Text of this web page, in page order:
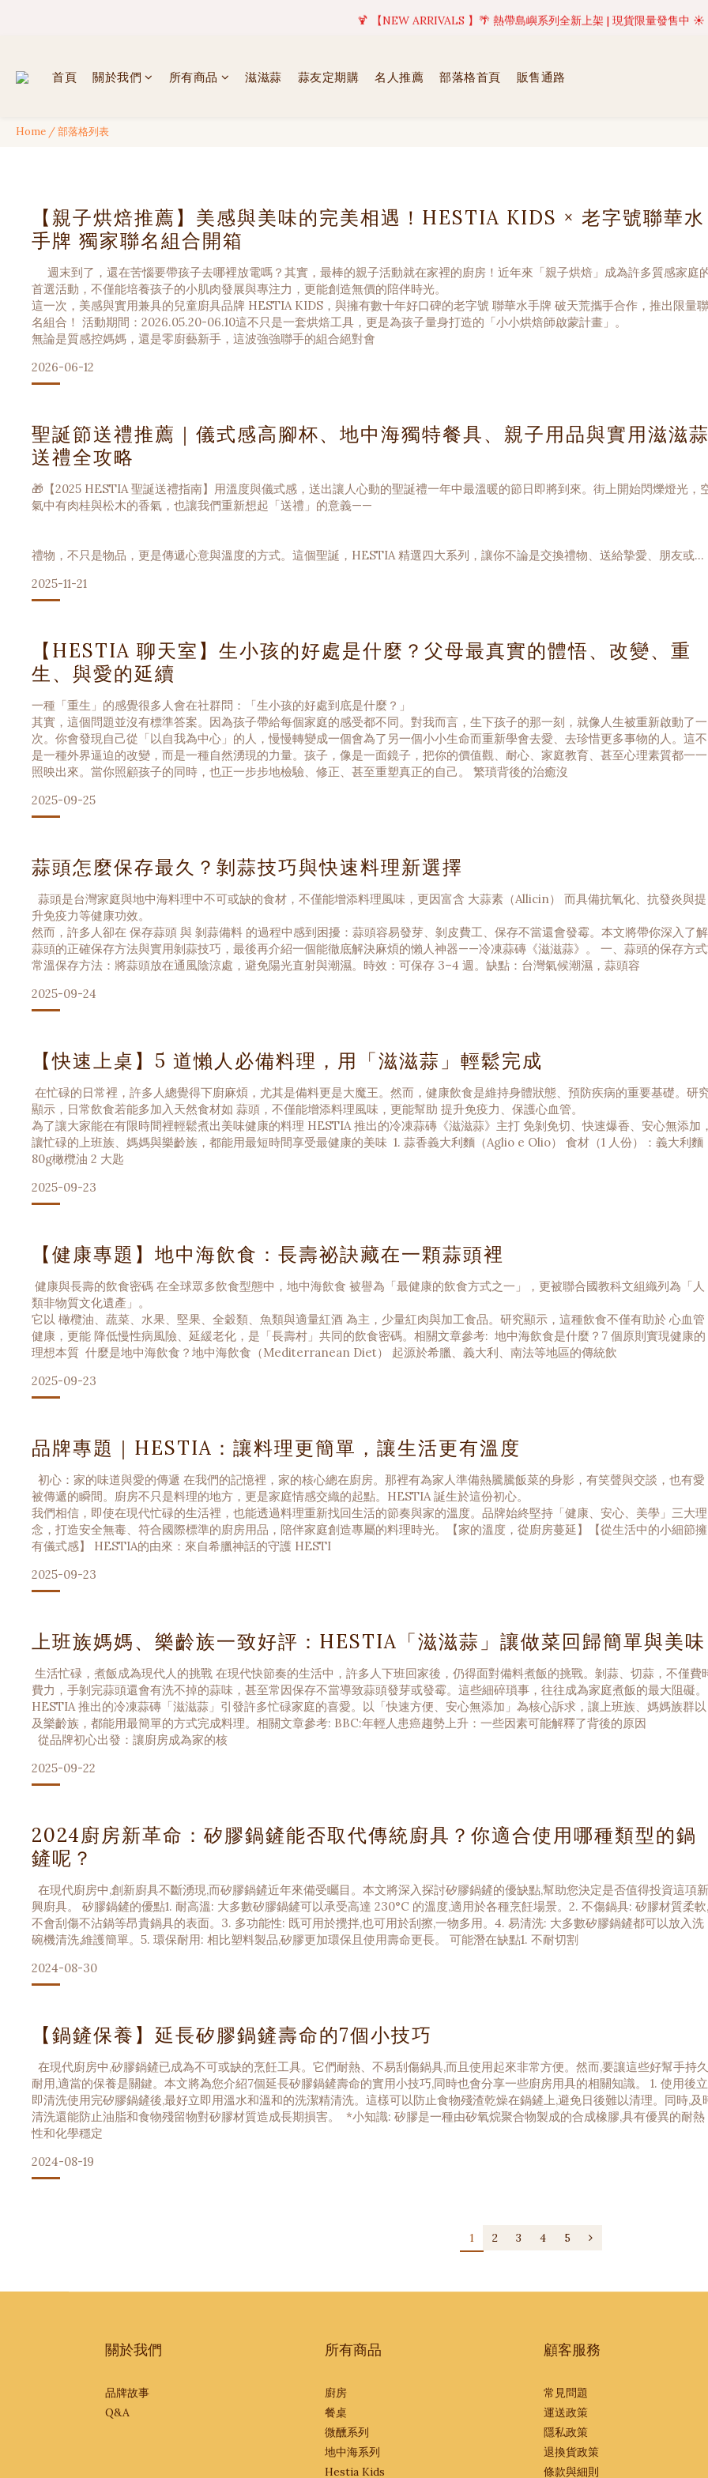
✦ 美好值得等待 | 現貨商品將於訂單成立後1-5個工作天內(不含例假日)完成
🍹 【NEW ARRIVALS 】🌴 熱帶島嶼系列全新上架 | 現貨限量發售中 ☀️
首頁 關於我們 所有商品 滋滋蒜 蒜友定期購 名人推薦 部落格首頁 販售通路
Home /部落格列表
【親子烘焙推薦】美感與美味的完美相遇！HESTIA KIDS × 老字號聯華水
手牌 獨家聯名組合開箱
週末到了，還在苦惱要帶孩子去哪裡放電嗎？其實，最棒的親子活動就在家裡的廚房！近年來「親子烘焙」成為許多質感家庭
首選活動，不僅能培養孩子的小肌肉發展與專注力，更能創造無價的陪伴時光。
這一次，美感與實用兼具的兒童廚具品牌 HESTIA KIDS，與擁有數十年好口碑的老字號 聯華水手牌 破天荒攜手合作，推出限量聯
名組合！ 活動期間：2026.05.20-06.10這不只是一套烘焙工具，更是為孩子量身打造的「小小烘焙師啟蒙計畫」。
無論是質感控媽媽，還是零廚藝新手，這波強強聯手的組合絕對會
2026-06-12
聖誕節送禮推薦｜儀式感高腳杯、地中海獨特餐具、親子用品與實用滋滋
送禮全攻略
🎁【2025 HESTIA 聖誕送禮指南】用溫度與儀式感，送出讓人心動的聖誕禮一年中最溫暖的節日即將到來。街上開始閃爍燈光，
氣中有肉桂與松木的香氣，也讓我們重新想起「送禮」的意義——
禮物，不只是物品，更是傳遞心意與溫度的方式。這個聖誕，HESTIA 精選四大系列，讓你不論是交換禮物、送給摯愛、朋友或家
1️⃣ 高腳杯系列｜儀式感滿分
2025-11-21
【HESTIA 聊天室】生小孩的好處是什麼？父母最真實的體悟、改變、重
生、與愛的延續
一種「重生」的感覺很多人會在社群問：「生小孩的好處到底是什麼？」
其實，這個問題並沒有標準答案。因為孩子帶給每個家庭的感受都不同。對我而言，生下孩子的那一刻，就像人生被重新啟動了一
次。你會發現自己從「以自我為中心」的人，慢慢轉變成一個會為了另一個小小生命而重新學會去愛、去珍惜更多事物的人。這不
是一種外界逼迫的改變，而是一種自然湧現的力量。孩子，像是一面鏡子，把你的價值觀、耐心、家庭教育、甚至心理素質都一一
照映出來。當你照顧孩子的同時，也正一步步地檢驗、修正、甚至重塑真正的自己。 繁瑣背後的治癒沒
2025-09-25
蒜頭怎麼保存最久？剝蒜技巧與快速料理新選擇
蒜頭是台灣家庭與地中海料理中不可或缺的食材，不僅能增添料理風味，更因富含 大蒜素（Allicin） 而具備抗氧化、抗發炎與提
升免疫力等健康功效。
然而，許多人卻在 保存蒜頭 與 剝蒜備料 的過程中感到困擾：蒜頭容易發芽、剝皮費工、保存不當還會發霉。本文將帶你深入了解
蒜頭的正確保存方法與實用剝蒜技巧，最後再介紹一個能徹底解決麻煩的懶人神器——冷凍蒜磚《滋滋蒜》。 一、蒜頭的保存方式
常溫保存方法：將蒜頭放在通風陰涼處，避免陽光直射與潮濕。時效：可保存 3–4 週。缺點：台灣氣候潮濕，蒜頭容
2025-09-24
【快速上桌】5 道懶人必備料理，用「滋滋蒜」輕鬆完成
在忙碌的日常裡，許多人總覺得下廚麻煩，尤其是備料更是大魔王。然而，健康飲食是維持身體狀態、預防疾病的重要基礎。研
顯示，日常飲食若能多加入天然食材如 蒜頭，不僅能增添料理風味，更能幫助 提升免疫力、保護心血管。
為了讓大家能在有限時間裡輕鬆煮出美味健康的料理 HESTIA 推出的冷凍蒜磚《滋滋蒜》主打 免剝免切、快速爆香、安心無添加
讓忙碌的上班族、媽媽與樂齡族，都能用最短時間享受最健康的美味 1. 蒜香義大利麵（Aglio e Olio） 食材（1 人份）：義大利麵
80g橄欖油 2 大匙
2025-09-23
【健康專題】地中海飲食：長壽祕訣藏在一顆蒜頭裡
健康與長壽的飲食密碼 在全球眾多飲食型態中，地中海飲食 被譽為「最健康的飲食方式之一」，更被聯合國教科文組織列為「人
類非物質文化遺產」。
它以 橄欖油、蔬菜、水果、堅果、全穀類、魚類與適量紅酒 為主，少量紅肉與加工食品。研究顯示，這種飲食不僅有助於 心血管
健康，更能 降低慢性病風險、延緩老化，是「長壽村」共同的飲食密碼。相關文章參考: 地中海飲食是什麼？7 個原則實現健康的
理想本質 什麼是地中海飲食？地中海飲食（Mediterranean Diet） 起源於希臘、義大利、南法等地區的傳統飲
2025-09-23
品牌專題｜HESTIA：讓料理更簡單，讓生活更有溫度
初心：家的味道與愛的傳遞 在我們的記憶裡，家的核心總在廚房。那裡有為家人準備熱騰騰飯菜的身影，有笑聲與交談，也有愛
被傳遞的瞬間。廚房不只是料理的地方，更是家庭情感交織的起點。HESTIA 誕生於這份初心。
我們相信，即使在現代忙碌的生活裡，也能透過料理重新找回生活的節奏與家的溫度。品牌始終堅持「健康、安心、美學」三大理
念，打造安全無毒、符合國際標準的廚房用品，陪伴家庭創造專屬的料理時光。【家的溫度，從廚房蔓延】【從生活中的小細節擁
有儀式感】 HESTIA的由來：來自希臘神話的守護 HESTI
2025-09-23
上班族媽媽、樂齡族一致好評：HESTIA「滋滋蒜」讓做菜回歸簡單與美味
生活忙碌，煮飯成為現代人的挑戰 在現代快節奏的生活中，許多人下班回家後，仍得面對備料煮飯的挑戰。剝蒜、切蒜，不僅費
費力，手剝完蒜頭還會有洗不掉的蒜味，甚至常因保存不當導致蒜頭發芽或發霉。這些細碎瑣事，往往成為家庭煮飯的最大阻礙。
HESTIA 推出的冷凍蒜磚「滋滋蒜」引發許多忙碌家庭的喜愛。以「快速方便、安心無添加」為核心訴求，讓上班族、媽媽族群以
及樂齡族，都能用最簡單的方式完成料理。相關文章參考: BBC:年輕人患癌趨勢上升：一些因素可能解釋了背後的原因
從品牌初心出發：讓廚房成為家的核
2025-09-22
2024廚房新革命：矽膠鍋鏟能否取代傳統廚具？你適合使用哪種類型的鍋
鏟呢？
在現代廚房中,創新廚具不斷湧現,而矽膠鍋鏟近年來備受矚目。本文將深入探討矽膠鍋鏟的優缺點,幫助您決定是否值得投資這項新
興廚具。 矽膠鍋鏟的優點1. 耐高溫: 大多數矽膠鍋鏟可以承受高達 230°C 的溫度,適用於各種烹飪場景。2. 不傷鍋具: 矽膠材質柔軟,
不會刮傷不沾鍋等昂貴鍋具的表面。3. 多功能性: 既可用於攪拌,也可用於刮擦,一物多用。4. 易清洗: 大多數矽膠鍋鏟都可以放入洗
碗機清洗,維護簡單。5. 環保耐用: 相比塑料製品,矽膠更加環保且使用壽命更長。 可能潛在缺點1. 不耐切割
2024-08-30
【鍋鏟保養】延長矽膠鍋鏟壽命的7個小技巧
在現代廚房中,矽膠鍋鏟已成為不可或缺的烹飪工具。它們耐熱、不易刮傷鍋具,而且使用起來非常方便。然而,要讓這些好幫手持久
耐用,適當的保養是關鍵。本文將為您介紹7個延長矽膠鍋鏟壽命的實用小技巧,同時也會分享一些廚房用具的相關知識。 1. 使用後立
即清洗使用完矽膠鍋鏟後,最好立即用溫水和溫和的洗潔精清洗。這樣可以防止食物殘渣乾燥在鍋鏟上,避免日後難以清理。同時,及
清洗還能防止油脂和食物殘留物對矽膠材質造成長期損害。 *小知識: 矽膠是一種由矽氧烷聚合物製成的合成橡膠,具有優異的耐熱
性和化學穩定
2024-08-19
1 2 3 4 5
關於我們
品牌故事
Q&A
所有商品
廚房
餐桌
微醺系列
地中海系列
Hestia Kids
顧客服務
常見問題
運送政策
隱私政策
退換貨政策
條款與細則